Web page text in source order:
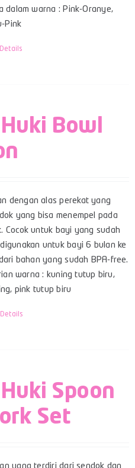
dalam warna : Pink-Oranye,
Pink
Details
Bowl
dengan alas perekat yang
yang bisa menempel pada
Cocok untuk bayi yang sudah
untuk bayi 6 bulan ke
bahan yang sudah BPA-free.
warna : kuning tutup biru,
pink tutup biru
Details
Spoon
Set